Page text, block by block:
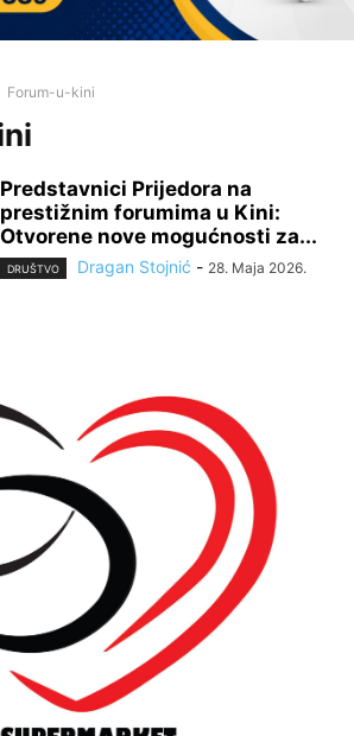
Forum-u-kini
Predstavnici Prijedora na
prestižnim forumima u Kini:
Otvorene nove mogućnosti za...
DRUŠTVO Dragan Stojnić - 28. Maja 2026.